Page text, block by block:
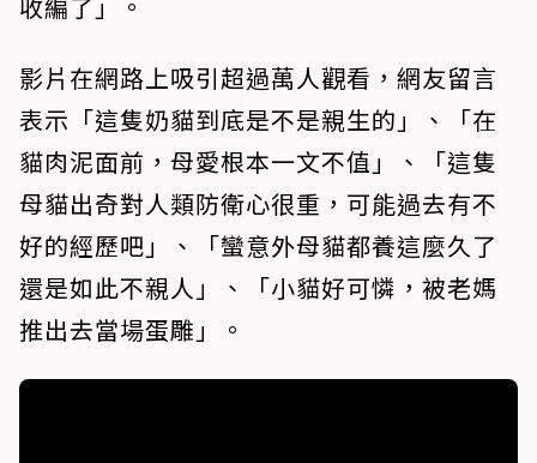
影片在網路上吸引超過萬人觀看，網友留言
表示「這隻奶貓到底是不是親生的」、「在
貓肉泥面前，母愛根本一文不值」、「這隻
母貓出奇對人類防衛心很重，可能過去有不
好的經歷吧」、「蠻意外母貓都養這麼久了
還是如此不親人」、「小貓好可憐，被老媽
推出去當場蛋雕」。